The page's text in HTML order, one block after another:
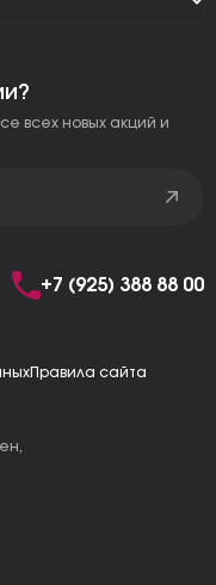
всех новых акций и
+7 (925) 388 88 00
Правила сайта